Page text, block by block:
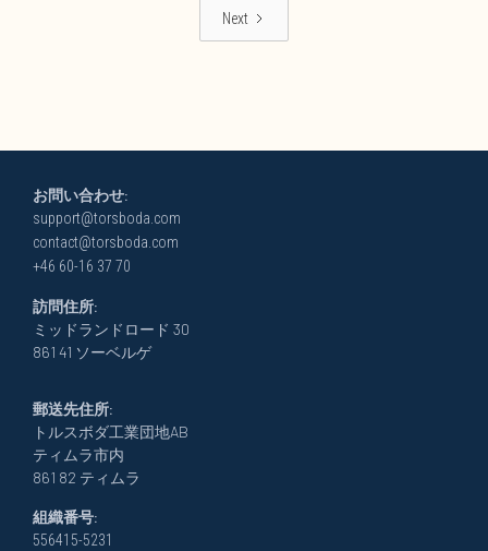
Next
お問い合わせ:
support@torsboda.com
contact@torsboda.com
+46 60-16 37 70
訪問住所:
ミッドランドロード 30
861 41 ソーベルゲ
郵送先住所:
トルスボダ工業団地AB
ティムラ市内
861 82 ティムラ
組織番号:
556415-5231